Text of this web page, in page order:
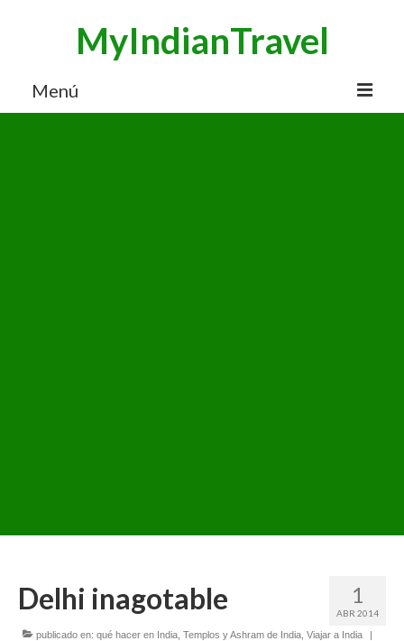
MyIndianTravel
Menú
1
ABR 2014
Delhi inagotable
publicado en: qué hacer en India Templos y Ashram de India Viajar a India
|